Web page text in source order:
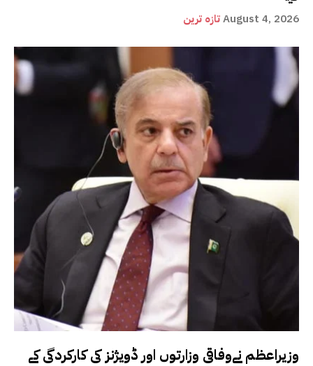
تازہ ترینAugust 4, 2026
وزیراعظم نےوفاقی وزارتوں اور ڈویژنز کی کارکردگی کے